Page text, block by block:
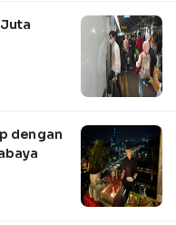
dengan